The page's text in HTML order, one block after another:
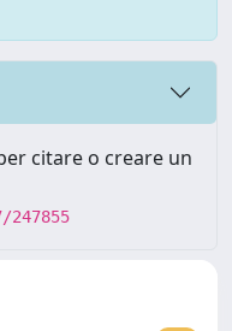
citare o creare un